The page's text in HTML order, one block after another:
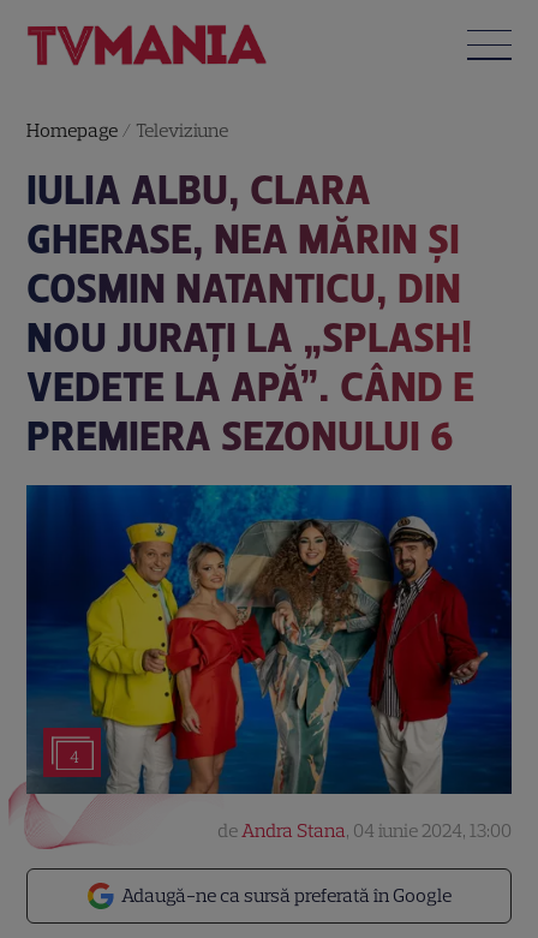
Homepage / Televiziune
IULIA ALBU, CLARA
GHERASE, NEA MĂRIN ŞI
COSMIN NATANTICU, DIN
NOU JURAŢI LA „SPLASH!
VEDETE LA APĂ”. CÂND E
PREMIERA SEZONULUI 6
4
Adaugă-ne ca sursă preferată în Google
deAndra Stana, 04 iunie 2024, 13:00